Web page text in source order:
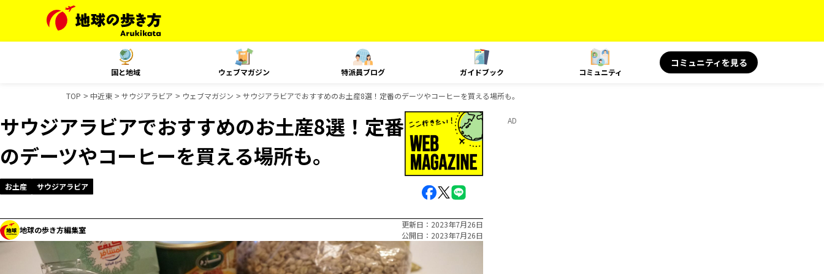
国と地域 ウェブマガジン 特派員ブログ ガイドブック コミュニティ
コミュニティを見る
TOP 中近東 サウジアラビア ウェブマガジン サウジアラビアでおすすめのお土産8選！定番のデーツやコーヒーを買える場所も。
サウジアラビアでおすすめのお土産8選！定番
のデーツやコーヒーを買える場所も。
お土産 サウジアラビア
地球の歩き方編集室
更新日
2023年7月26日
公開日
2023年7月26日
AD